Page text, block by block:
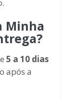
Minha
5 a 10 dias
após a